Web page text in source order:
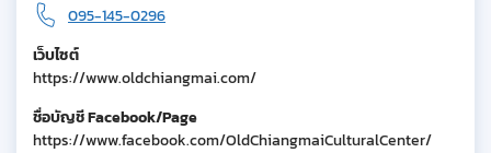
095-145-0296
เว็บไซต์
https://www.oldchiangmai.com/
ชื่อบัญชี Facebook/Page
https://www.facebook.com/OldChiangmaiCulturalCenter/